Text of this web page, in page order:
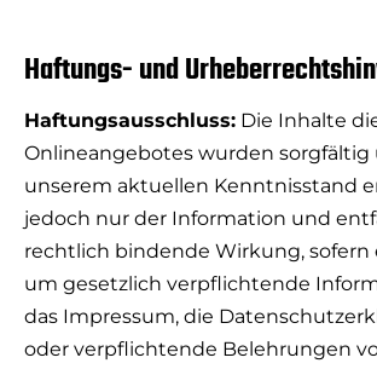
Haftungs- und
Haftungsausschluss: Die Inhalte
Onlineangebotes wurden sorgfältig
unserem aktuellen Kenntnisstand
jedoch nur der Information und
rechtlich bindende Wirkung, sofern
um gesetzlich verpflichtende
das Impressum, die
oder verpflichtende Belehrungen